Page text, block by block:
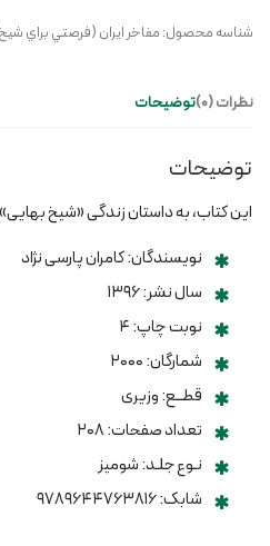
برای
شناسه محصول: مفاخر ايران (فرصتي براي
توضیحات نظرات (0)
توضیحات
این کتاب، به داستان زندگی «شیخ
نویسندگان: کامران پارسی نژاد
سال نشر: ۱۳۹۶
نوبت چاپ: ۴
شمارگان: ۲۰۰۰
قطــع: وزیری
تعداد صفحات: ۲۰۸
نـوع جلـد: شومیز
شابک: ۹۷۸۹۶۴۴۷۶۳۸۱۶